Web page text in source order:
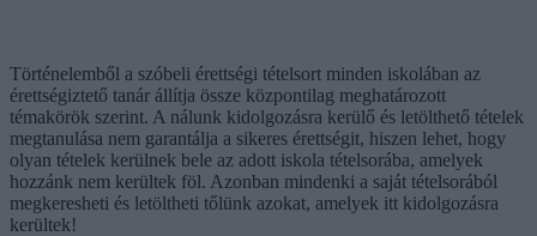
Történelemből a szóbeli érettségi tételsort minden iskolában az
érettségiztető tanár állítja össze központilag meghatározott
témakörök szerint. A nálunk kidolgozásra kerülő és letölthető tételek
megtanulása nem garantálja a sikeres érettségit, hiszen lehet, hogy
olyan tételek kerülnek bele az adott iskola tételsorába, amelyek
hozzánk nem kerültek föl. Azonban mindenki a saját tételsorából
megkeresheti és letöltheti tőlünk azokat, amelyek itt kidolgozásra
kerültek!